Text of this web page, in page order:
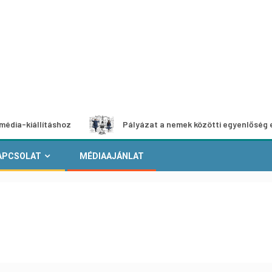
Pályázat a nemek közötti egyenlőség európai
MÉDIAAJÁNLAT